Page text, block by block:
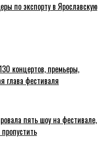
по экспорту в Ярославскую
концертов, премьеры,
глава фестиваля
пять шоу на фестивале,